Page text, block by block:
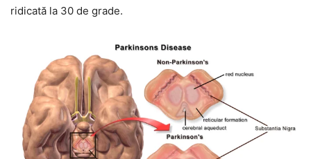
ridicată la 30 de grade.